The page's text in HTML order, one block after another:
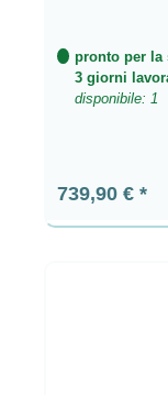
pronto per la
3 giorni
disponibile: 1
Prezzo
739,90 €